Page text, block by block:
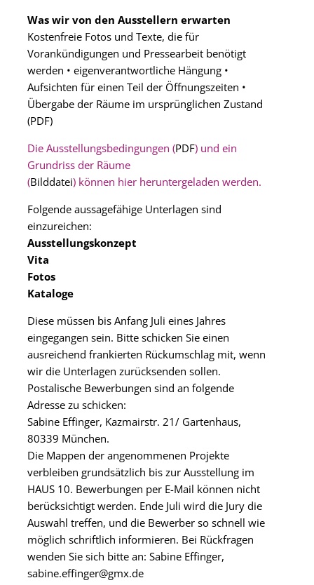
Was wir von den Ausstellern erwarten
Kostenfreie Fotos und Texte, die für
Vorankündigungen und Pressearbeit benötigt
werden • eigenverantwortliche Hängung •
Aufsichten für einen Teil der Öffnungszeiten •
Übergabe der Räume im ursprünglichen Zustand
(PDF)
Die Ausstellungsbedingungen (PDF) und ein
Grundriss der Räume
(Bilddatei) können hier heruntergeladen werden.
Folgende aussagefähige Unterlagen sind
einzureichen:
Ausstellungskonzept
Vita
Fotos
Kataloge
Diese müssen bis Anfang Juli eines Jahres
eingegangen sein. Bitte schicken Sie einen
ausreichend frankierten Rückumschlag mit, wenn
wir die Unterlagen zurücksenden sollen.
Postalische Bewerbungen sind an folgende
Adresse zu schicken:
Sabine Effinger, Kazmairstr. 21/ Gartenhaus,
80339 München.
Die Mappen der angenommenen Projekte
verbleiben grundsätzlich bis zur Ausstellung im
HAUS 10. Bewerbungen per E-Mail können nicht
berücksichtigt werden. Ende Juli wird die Jury die
Auswahl treffen, und die Bewerber so schnell wie
möglich schriftlich informieren. Bei Rückfragen
wenden Sie sich bitte an: Sabine Effinger,
sabine.effinger@gmx.de